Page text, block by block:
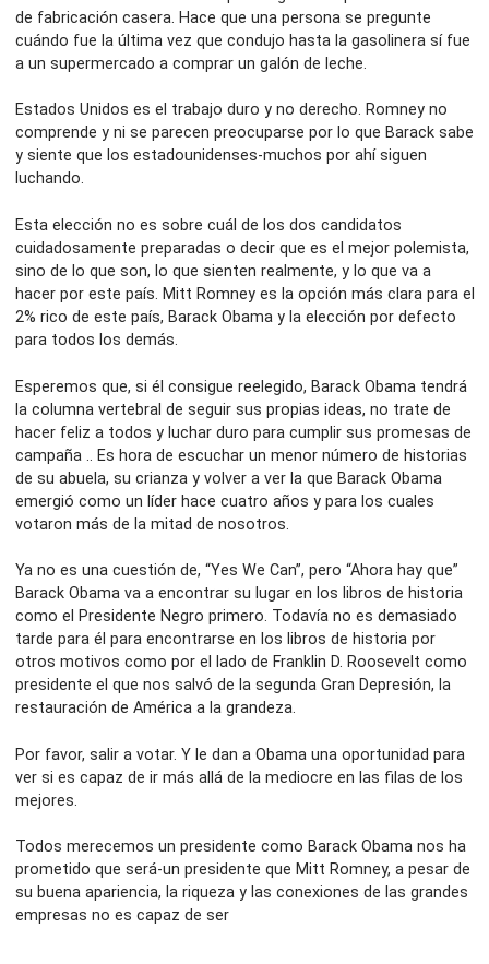
de fabricación casera. Hace que una persona se pregunte
cuándo fue la última vez que condujo hasta la gasolinera sí fue
a un supermercado a comprar un galón de leche.
Estados Unidos es el trabajo duro y no derecho. Romney no
comprende y ni se parecen preocuparse por lo que Barack sabe
y siente que los estadounidenses-muchos por ahí siguen
luchando.
Esta elección no es sobre cuál de los dos candidatos
cuidadosamente preparadas o decir que es el mejor polemista,
sino de lo que son, lo que sienten realmente, y lo que va a
hacer por este país. Mitt Romney es la opción más clara para el
2% rico de este país, Barack Obama y la elección por defecto
para todos los demás.
Esperemos que, si él consigue reelegido, Barack Obama tendrá
la columna vertebral de seguir sus propias ideas, no trate de
hacer feliz a todos y luchar duro para cumplir sus promesas de
campaña .. Es hora de escuchar un menor número de historias
de su abuela, su crianza y volver a ver la que Barack Obama
emergió como un líder hace cuatro años y para los cuales
votaron más de la mitad de nosotros.
Ya no es una cuestión de, “Yes We Can”, pero “Ahora hay que”
Barack Obama va a encontrar su lugar en los libros de historia
como el Presidente Negro primero. Todavía no es demasiado
tarde para él para encontrarse en los libros de historia por
otros motivos como por el lado de Franklin D. Roosevelt como
presidente el que nos salvó de la segunda Gran Depresión, la
restauración de América a la grandeza.
Por favor, salir a votar. Y le dan a Obama una oportunidad para
ver si es capaz de ir más allá de la mediocre en las filas de los
mejores.
Todos merecemos un presidente como Barack Obama nos ha
prometido que será-un presidente que Mitt Romney, a pesar de
su buena apariencia, la riqueza y las conexiones de las grandes
empresas no es capaz de ser